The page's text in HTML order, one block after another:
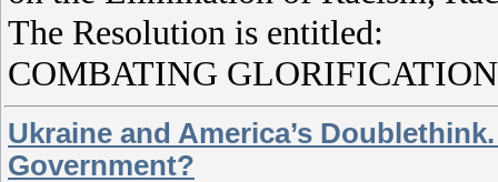
The Resolution is entitled:
COMBATING
Ukraine and America’s
Government?